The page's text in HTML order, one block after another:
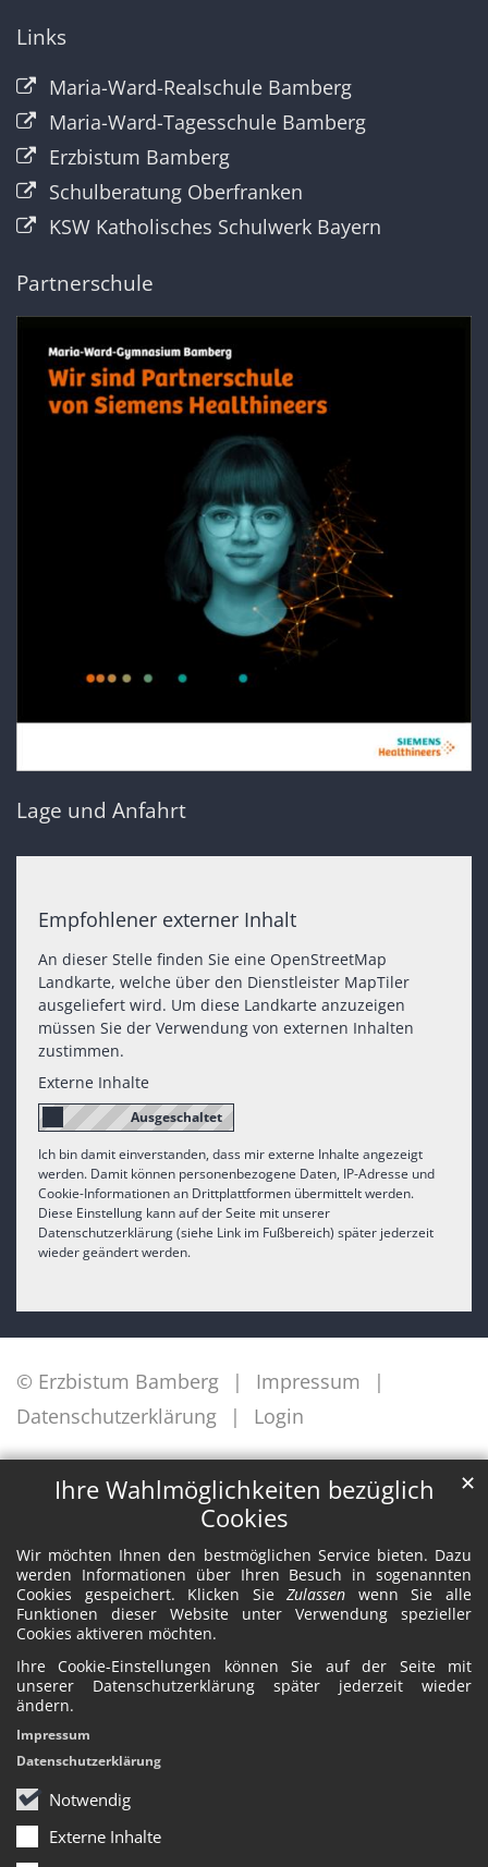
Ihre Wahlmöglichkeiten bezüglich
Cookies
Wir möchten Ihnen den bestmöglichen Service bieten. Dazu
werden Informationen über Ihren Besuch in sogenannten
Cookies gespeichert. Klicken SieZulassen wenn Sie alle
Funktionen dieser Website unter Verwendung spezieller
Cookies aktiveren möchten.
Ihre Cookie-Einstellungen können Sie auf der Seite mit
unserer Datenschutzerklärung später jederzeit wieder
ändern.
Notwendig
Externe Inhalte
✕
Impressum
Datenschutzerklärung
Links
Maria-Ward-Realschule Bamberg
Maria-Ward-Tagesschule Bamberg
Erzbistum Bamberg
Schulberatung Oberfranken
KSW Katholisches Schulwerk Bayern
Partnerschule
Lage und Anfahrt
Empfohlener externer Inhalt
An dieser Stelle finden Sie eine OpenStreetMap
Landkarte, welche über den Dienstleister MapTiler
ausgeliefert wird. Um diese Landkarte anzuzeigen
müssen Sie der Verwendung von externen Inhalten
zustimmen.
Externe Inhalte
Ich bin damit einverstanden, dass mir externe Inhalte angezeigt
werden. Damit können personenbezogene Daten, IP-Adresse und
Cookie-Informationen an Drittplattformen übermittelt werden.
Diese Einstellung kann auf der Seite mit unserer
Datenschutzerklärung (siehe Link im Fußbereich) später jederzeit
wieder geändert werden.
© Erzbistum Bamberg
Impressum
Datenschutzerklärung
Login